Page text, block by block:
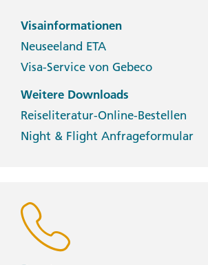
Visainformationen
Neuseeland ETA
Visa-Service von Gebeco
Weitere Downloads
Reiseliteratur-Online-Bestellen
Night & Flight Anfrageformular